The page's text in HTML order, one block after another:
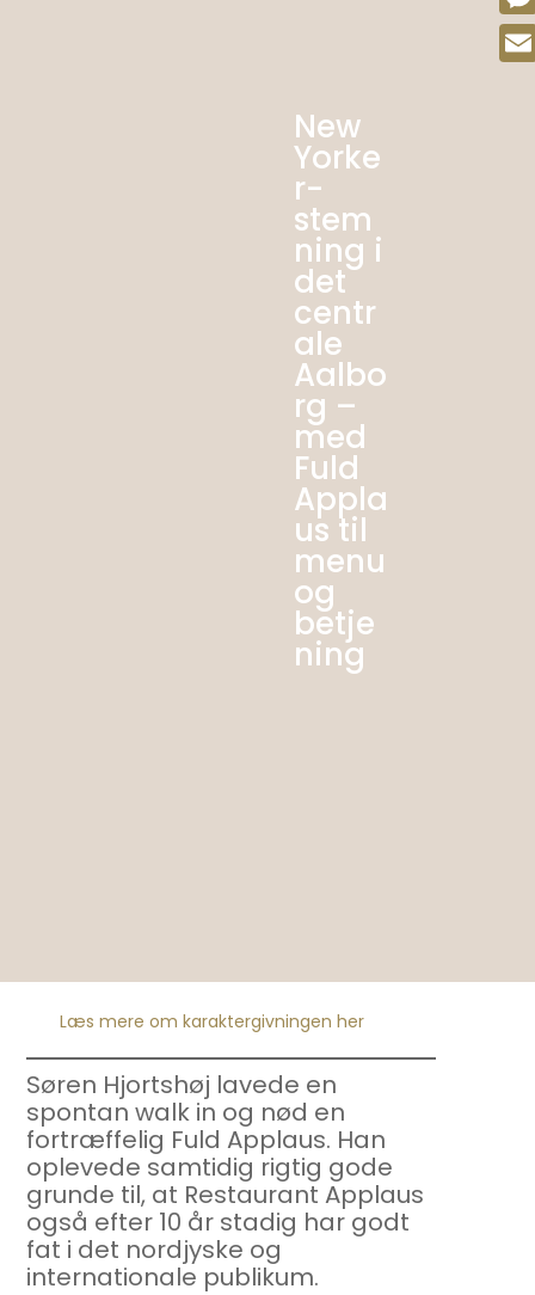
New
Yorke
r-
stem
ning i
det
centr
ale
Aalbo
rg –
med
Fuld
Appla
us til
menu
og
betje
ning
Læs mere om karaktergivningen her
Søren Hjortshøj lavede en
spontan walk in og nød en
fortræffelig Fuld Applaus. Han
oplevede samtidig rigtig gode
grunde til, at Restaurant Applaus
også efter 10 år stadig har godt
fat i det nordjyske og
internationale publikum.